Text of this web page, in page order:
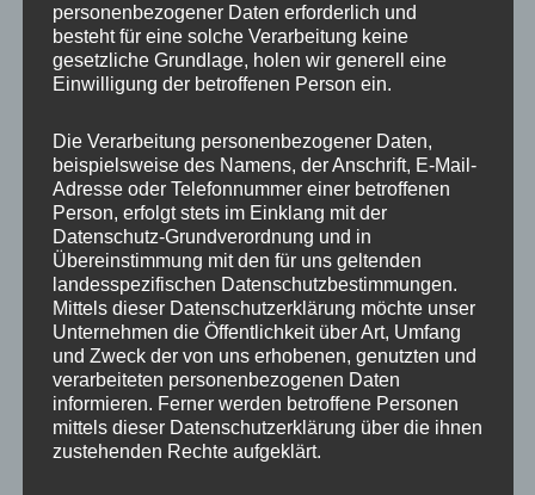
Ihre persönliche Wirkung auf andere
Menschen? Wollen Sie Ihre Stärken …
LEADERSHIP
personenbezogener Daten erforderlich und
besteht für eine solche Verarbeitung keine
gesetzliche Grundlage, holen wir generell eine
Einwilligung der betroffenen Person ein.
Die Verarbeitung personenbezogener Daten,
beispielsweise des Namens, der Anschrift, E-Mail-
Adresse oder Telefonnummer einer betroffenen
Person, erfolgt stets im Einklang mit der
Datenschutz-Grundverordnung und in
Übereinstimmung mit den für uns geltenden
landesspezifischen Datenschutzbestimmungen.
Mittels dieser Datenschutzerklärung möchte unser
Unternehmen die Öffentlichkeit über Art, Umfang
und Zweck der von uns erhobenen, genutzten und
verarbeiteten personenbezogenen Daten
informieren. Ferner werden betroffene Personen
mittels dieser Datenschutzerklärung über die ihnen
zustehenden Rechte aufgeklärt.